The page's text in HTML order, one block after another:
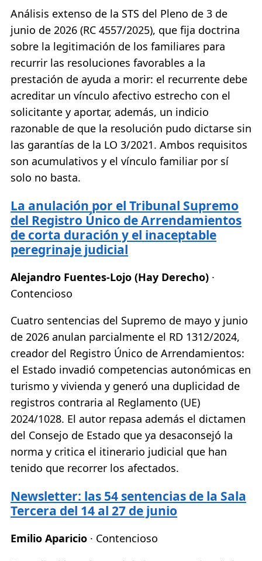
Análisis extenso de la STS del Pleno de 3 de
junio de 2026 (RC 4557/2025), que fija doctrina
sobre la legitimación de los familiares para
recurrir las resoluciones favorables a la
prestación de ayuda a morir: el recurrente debe
acreditar un vínculo afectivo estrecho con el
solicitante y aportar, además, un indicio
razonable de que la resolución pudo dictarse sin
las garantías de la LO 3/2021. Ambos requisitos
son acumulativos y el vínculo familiar por sí
solo no basta.
La anulación por el Tribunal Supremo
del Registro Único de Arrendamientos
de corta duración y el inaceptable
peregrinaje judicial
Alejandro Fuentes-Lojo (Hay Derecho) ·
Contencioso
Cuatro sentencias del Supremo de mayo y junio
de 2026 anulan parcialmente el RD 1312/2024,
creador del Registro Único de Arrendamientos:
el Estado invadió competencias autonómicas en
turismo y vivienda y generó una duplicidad de
registros contraria al Reglamento (UE)
2024/1028. El autor repasa además el dictamen
del Consejo de Estado que ya desaconsejó la
norma y critica el itinerario judicial que han
tenido que recorrer los afectados.
Newsletter: las 54 sentencias de la Sala
Tercera del 14 al 27 de junio
Emilio Aparicio · Contencioso